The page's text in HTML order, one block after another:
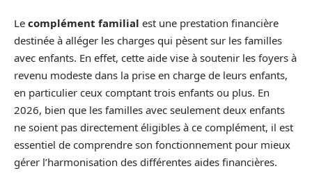
Le complément familial est une prestation financière
destinée à alléger les charges qui pèsent sur les familles
avec enfants. En effet, cette aide vise à soutenir les foyers à
revenu modeste dans la prise en charge de leurs enfants,
en particulier ceux comptant trois enfants ou plus. En
2026, bien que les familles avec seulement deux enfants
ne soient pas directement éligibles à ce complément, il est
essentiel de comprendre son fonctionnement pour mieux
gérer l’harmonisation des différentes aides financières.